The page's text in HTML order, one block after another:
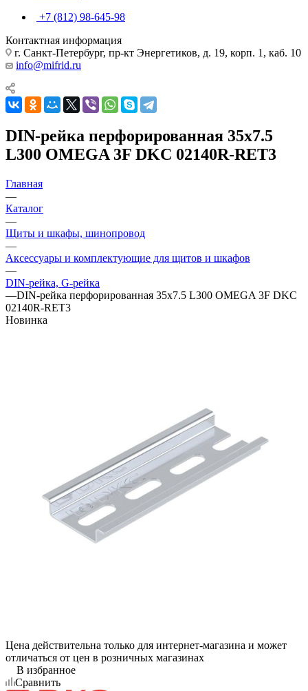
+7 (812) 98-645-98
Контактная информация
г. Санкт-Петербург, пр-кт Энергетиков, д. 19, корп. 1, каб. 10
info@mifrid.ru
DIN-рейка перфорированная 35х7.5
L300 OMEGA 3F DKC 02140R-RET3
Главная
—
Каталог
—
Щиты и шкафы, шинопровод
—
Аксессуары и комплектующие для щитов и шкафов
—
DIN-рейка, G-рейка
—DIN-рейка перфорированная 35х7.5 L300 OMEGA 3F DKC
02140R-RET3
Новинка
Цена действительна только для интернет-магазина и может
отличаться от цен в розничных магазинах
В избранное
Сравнить